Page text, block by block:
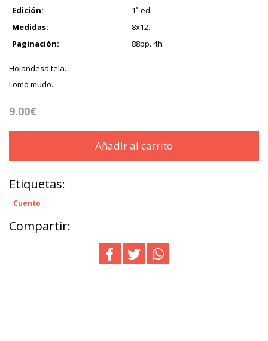
Edición:
1ª ed.
Medidas:
8x12.
Paginación:
88pp. 4h.
Holandesa tela.
Lomo mudo.
9.00€
Añadir al carrito
Etiquetas:
Cuento
Compartir: